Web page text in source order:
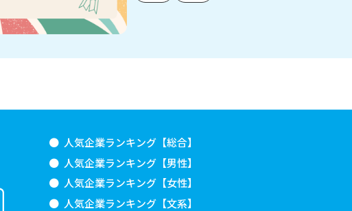
人気企業ランキング【総合】
人気企業ランキング【男性】
人気企業ランキング【女性】
人気企業ランキング【文系】